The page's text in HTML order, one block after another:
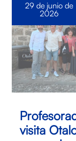
visita
29 de junio de
2026